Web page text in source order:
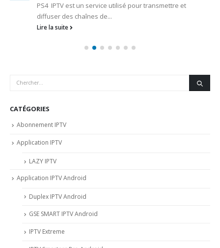
PS4 IPTV est un service utilisé pour transmettre et
diffuser des chaînes de...
Lire la suite
CATÉGORIES
Abonnement IPTV
Application IPTV
LAZY IPTV
Application IPTV Android
Duplex IPTV Android
GSE SMART IPTV Android
IPTV Extreme